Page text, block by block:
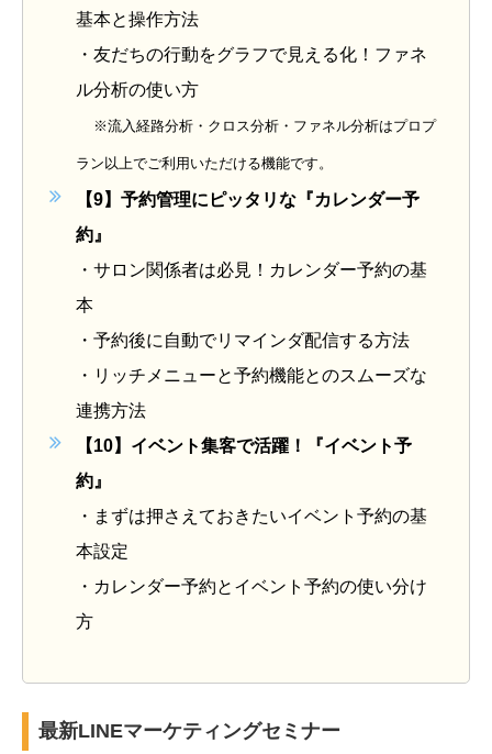
基本と操作方法
・友だちの行動をグラフで見える化！ファネ
ル分析の使い方
※流入経路分析・クロス分析・ファネル分析はプロプ
ラン以上でご利用いただける機能です。
【9】 予約管理にピッタリな『カレンダー予
約』
・ サロン関係者は必見！ カレンダー予約の基
本
・ 予約後に自動でリマインダ配信する方法
・リッチメニューと予約機能とのスムーズな
連携方法
【10】 イベント集客で活躍！『イベント予
約』
・まずは押さえておきたいイベント予約の基
本設定
・カレンダー予約とイベント予約の使い分け
方
最新LINEマーケティングセミナー